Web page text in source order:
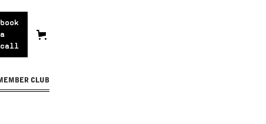
book
a
call
CLUB